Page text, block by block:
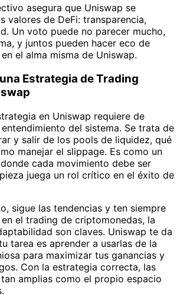
asegura que Uniswap se
valores de DeFi: transparencia,
Un voto puede no parecer mucho,
y juntos pueden hacer eco de
el alma misma de Uniswap.
Estrategia de Trading
en Uniswap requiere de
del sistema. Se trata de
y salir de los pools de liquidez, qué
manejar el slippage. Es como un
cada movimiento debe ser
juega un rol crítico en el éxito de
sigue las tendencias y ten siempre
el trading de criptomonedas, la
son claves. Uniswap te da
tarea es aprender a usarlas de la
para maximizar tus ganancias y
Con la estrategia correcta, las
amplias como el propio espacio